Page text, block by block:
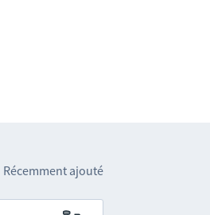
Récemment ajouté